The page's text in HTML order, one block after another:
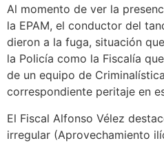
Al momento de ver la
la EPAM, el conductor del
dieron a la fuga, situación
la Policía como la Fiscalía
de un equipo de
correspondiente peritaje en
El Fiscal Alfonso Vélez
irregular (Aprovechamiento